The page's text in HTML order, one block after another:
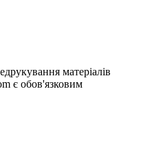
матеріалів
є обов'язковим